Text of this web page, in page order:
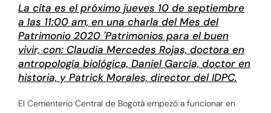
La cita es el próximo jueves 10 de septiembre
a las 11:00 am, en una charla del Mes del
Patrimonio 2020 'Patrimonios para el buen
vivir, con: Claudia Mercedes Rojas, doctora en
antropología biológica, Daniel García, doctor en
historia, y Patrick Morales, director del IDPC.
El Cementerio Central de Bogotá empezó a funcionar en